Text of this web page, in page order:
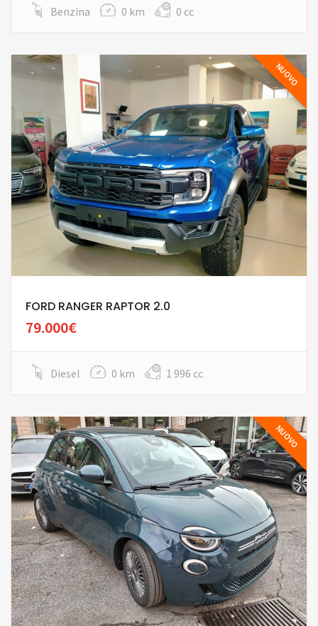
Benzina 0 km 0 cc
NUOVO
FORD RANGER RAPTOR 2.0
79.000€
Diesel 0 km 1 996 cc
NUOVO